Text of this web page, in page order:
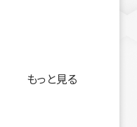
もっと見る